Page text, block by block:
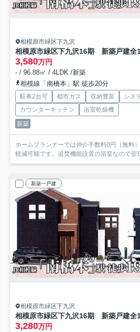
相模原市緑区下九沢
3,580万円
- / 96.88㎡ / 4LDK /新築
相模線「南橋本」駅 徒歩20分
駐車2台可 都市ガス 収納豊富
シス
カウンターキッチン
浴室乾燥機
新築
ホームプランナーでは仲介手数料0円（無料
軽減可能です。追焚機能設置の浴室なので翌
新築一戸建
相模原市緑区下九沢
3,280万円